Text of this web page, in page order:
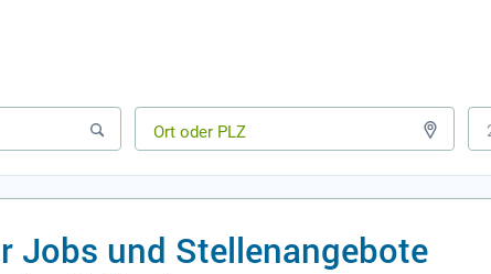
Jobs und Stellenangebote